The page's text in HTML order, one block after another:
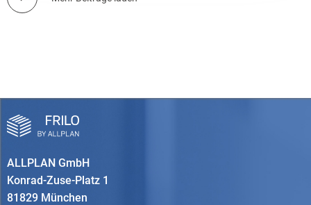
ALLPLAN GmbH
Konrad-Zuse-Platz 1
81829 München